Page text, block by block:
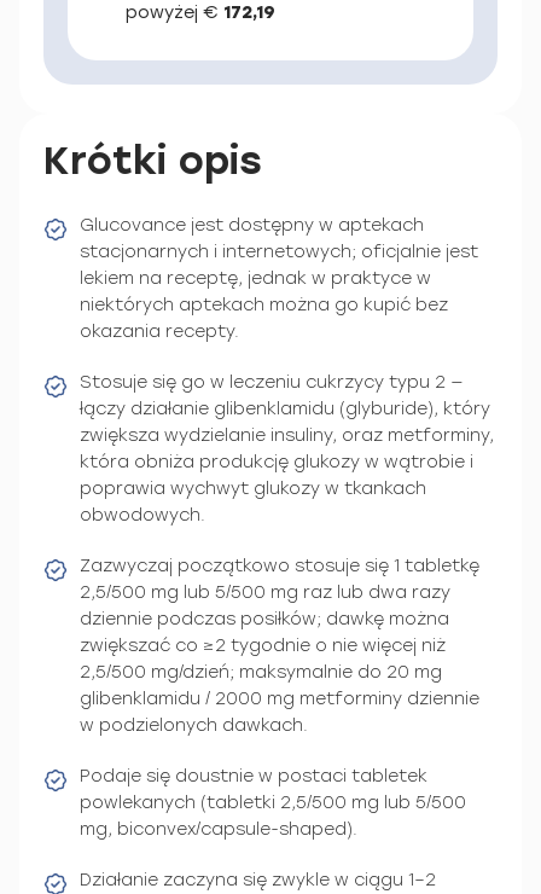
powyżej € 172,19
Krótki opis
Glucovance jest dostępny w aptekach
stacjonarnych i internetowych; oficjalnie jest
lekiem na receptę, jednak w praktyce w
niektórych aptekach można go kupić bez
okazania recepty.
Stosuje się go w leczeniu cukrzycy typu 2 —
łączy działanie glibenklamidu (glyburide), który
zwiększa wydzielanie insuliny, oraz metforminy,
która obniża produkcję glukozy w wątrobie i
poprawia wychwyt glukozy w tkankach
obwodowych.
Zazwyczaj początkowo stosuje się 1 tabletkę
2,5/500 mg lub 5/500 mg raz lub dwa razy
dziennie podczas posiłków; dawkę można
zwiększać co ≥2 tygodnie o nie więcej niż
2,5/500 mg/dzień; maksymalnie do 20 mg
glibenklamidu / 2000 mg metforminy dziennie
w podzielonych dawkach.
Podaje się doustnie w postaci tabletek
powlekanych (tabletki 2,5/500 mg lub 5/500
mg, biconvex/capsule-shaped).
Działanie zaczyna się zwykle w ciągu 1–2